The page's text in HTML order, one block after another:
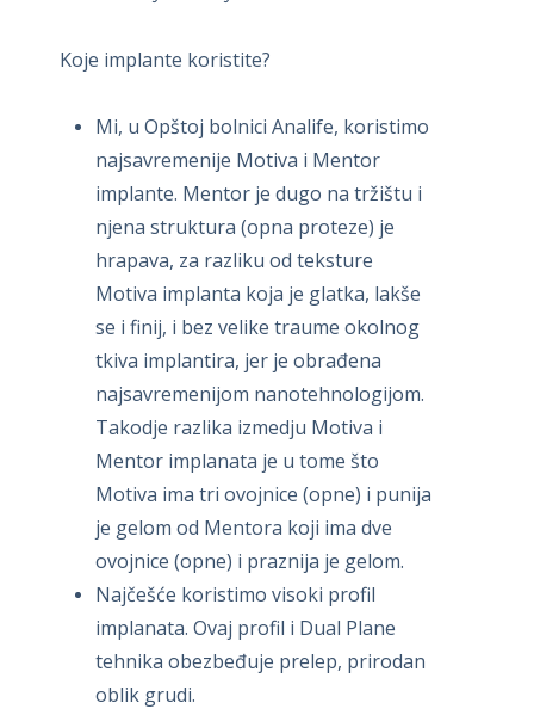
Koje implante koristite?
Mi, u Opštoj bolnici Analife, koristimo
najsavremenije Motiva i Mentor
implante. Mentor je dugo na tržištu i
njena struktura (opna proteze) je
hrapava, za razliku od teksture
Motiva implanta koja je glatka, lakše
se i finij, i bez velike traume okolnog
tkiva implantira, jer je obrađena
najsavremenijom nanotehnologijom.
Takodje razlika izmedju Motiva i
Mentor implanata je u tome što
Motiva ima tri ovojnice (opne) i punija
je gelom od Mentora koji ima dve
ovojnice (opne) i praznija je gelom.
Najčešće koristimo visoki profil
implanata. Ovaj profil i Dual Plane
tehnika obezbeđuje prelep, prirodan
oblik grudi.